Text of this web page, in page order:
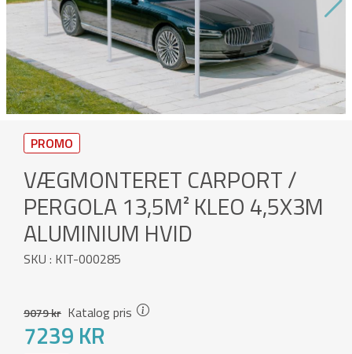
PROMO
VÆGMONTERET CARPORT /
PERGOLA 13,5M² KLEO 4,5X3M
ALUMINIUM HVID
SKU : KIT-000285
9079 kr Katalog pris
7239 KR